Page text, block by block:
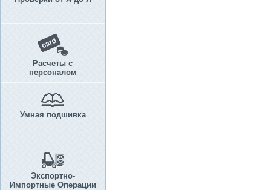
Расчеты с
персоналом
Умная подшивка
Экспортно-
Импортные Операции